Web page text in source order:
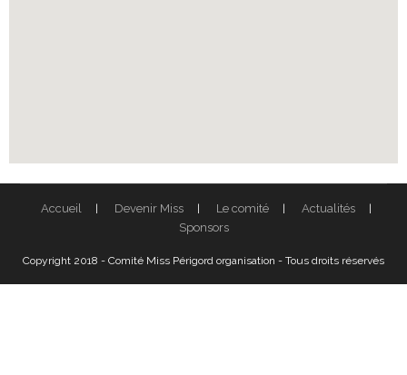
Accueil Devenir Miss Le comité
Actualités
Sponsors
Copyright 2018 - Comité Miss Périgord organisation - Tous droits réservés